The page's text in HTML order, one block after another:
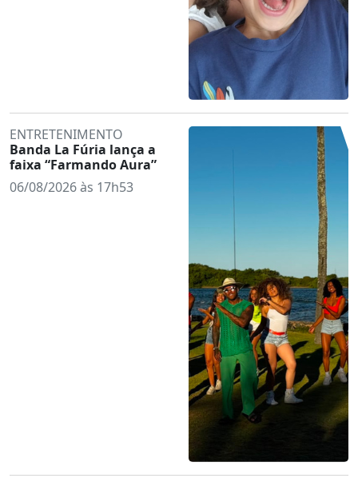
ENTRETENIMENTO
Banda La Fúria lança a
faixa “Farmando Aura”
06/08/2026 às 17h53